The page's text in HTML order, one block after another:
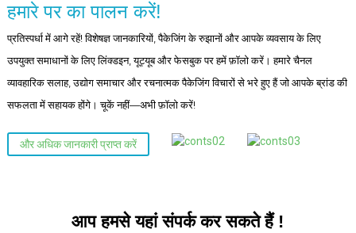
हमारे पर का पालन करें!
प्रतिस्पर्धा में आगे रहें! विशेषज्ञ जानकारियों, पैकेजिंग के रुझानों और आपके व्यवसाय के लिए
उपयुक्त समाधानों के लिए लिंक्डइन, यूट्यूब और फेसबुक पर हमें फ़ॉलो करें। हमारे चैनल
व्यावहारिक सलाह, उद्योग समाचार और रचनात्मक पैकेजिंग विचारों से भरे हुए हैं जो आपके ब्रांड की
सफलता में सहायक होंगे। चूकें नहीं—अभी फ़ॉलो करें!
और अधिक जानकारी प्राप्त करें
आप हमसे यहां संपर्क कर सकते हैं !